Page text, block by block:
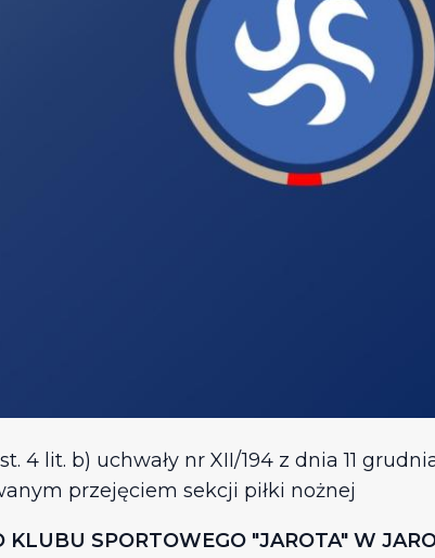
4 lit. b) uchwały nr XII/194 z dnia 11
przejęciem sekcji piłki nożnej
KLUBU SPORTOWEGO "JAROTA" W